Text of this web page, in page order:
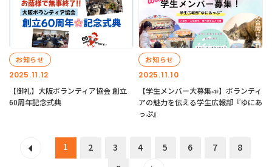
2025.11.12
お知らせ
【御礼】大阪ボランティア協会 創立
60周年記念式典
2025.11.10
お知らせ
【学生メンバー大募集📣】ボランティ
アの魅力を伝える学生広報部『ゆにあ
っぷ』
1 2 3 4 5 6 7
8